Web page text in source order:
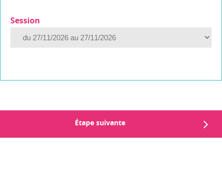
Session
Étape suivante